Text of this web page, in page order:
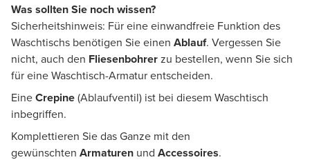
Was sollten Sie noch wissen?
Sicherheitshinweis: Für eine einwandfreie Funktion des
Waschtischs benötigen Sie einen Ablauf. Vergessen Sie
nicht, auch den Fliesenbohrerzu bestellen, wenn Sie sich
für eine Waschtisch-Armatur entscheiden.
EineCrepine(Ablaufventil) ist bei diesem Waschtisch
inbegriffen.
Komplettieren Sie das Ganze mit den
gewünschten Armaturen und Accessoires.